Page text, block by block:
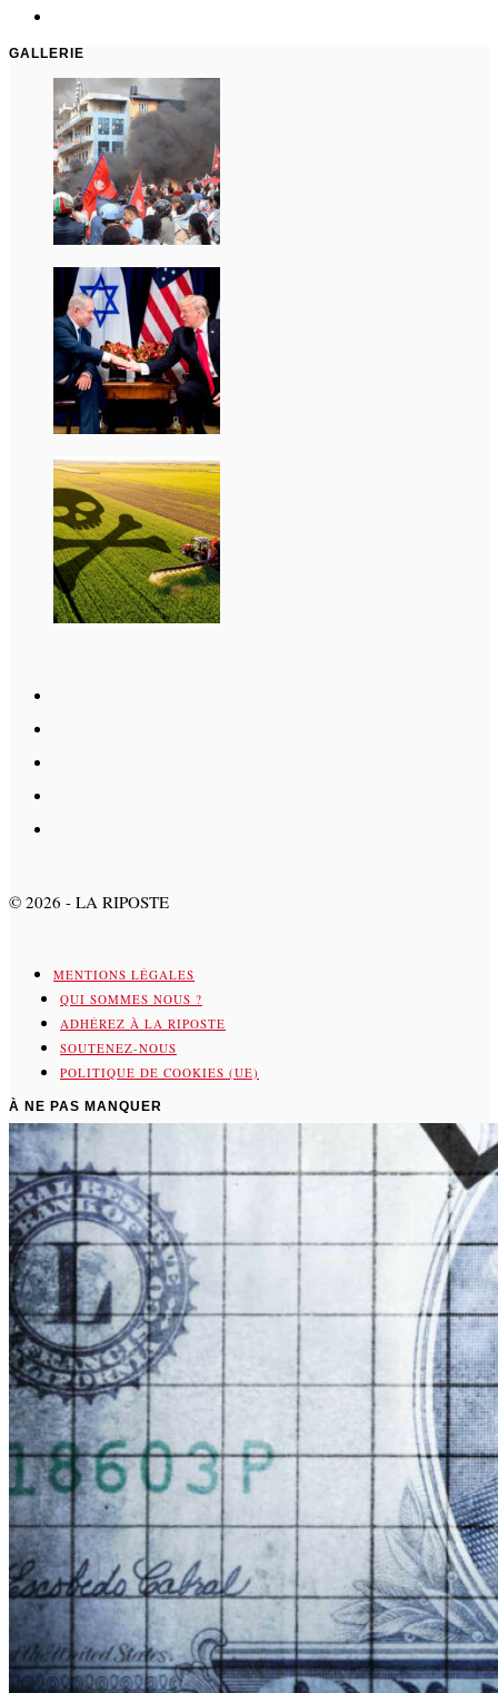
GALLERIE
© 2026 - LA RIPOSTE
MENTIONS LÉGALES
QUI SOMMES NOUS ?
ADHÉREZ À LA RIPOSTE
SOUTENEZ-NOUS
POLITIQUE DE COOKIES (UE)
À NE PAS MANQUER